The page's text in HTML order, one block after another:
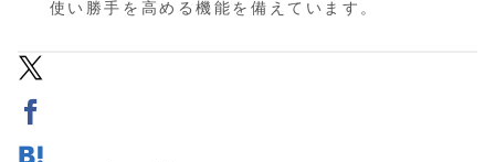
使い勝手を高める機能を備えています。